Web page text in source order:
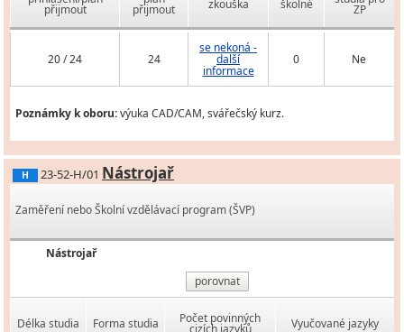
přijmout přijmout zkouška školné ZP
20 / 24 24
se nekoná -
další
informace
0 Ne
Poznámky k oboru:výuka CAD/CAM, svářečský kurz.
H 23-52-H/01 Nástrojař
Zaměření nebo Školní vzdělávací program (ŠVP)
Nástrojař
porovnat
Délka studia Forma studia Počet povinných Vyučované jazyky